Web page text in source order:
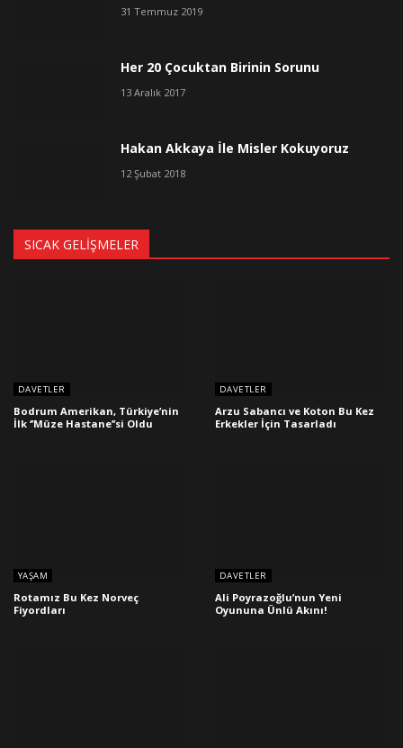
31 Temmuz 2019
Her 20 Çocuktan Birinin Sorunu
13 Aralık 2017
Hakan Akkaya İle Misler Kokuyoruz
12 Şubat 2018
SICAK GELIŞMELER
DAVETLER
Bodrum Amerikan, Türkiye’nin
İlk ‘’Müze Hastane’’si Oldu
DAVETLER
Arzu Sabancı ve Koton Bu Kez
Erkekler İçin Tasarladı
YAŞAM
Rotamız Bu Kez Norveç
Fiyordları
DAVETLER
Ali Poyrazoğlu’nun Yeni
Oyununa Ünlü Akını!